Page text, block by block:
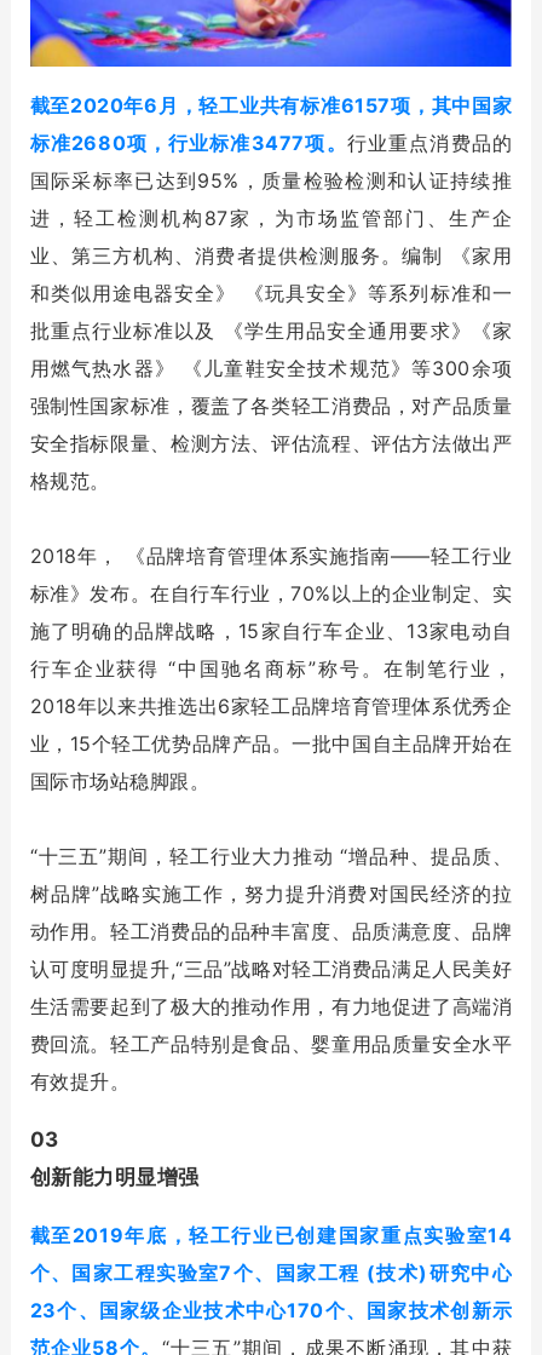
截至2020年6月，轻工业共有标准6157项，其中国家
标准2680项，行业标准3477项。 行业重点消费品的
国际采标率已达到95%，质量检验检测和认证持续推
进，轻工检测机构87家，为市场监管部门、生产企
业、第三方机构、消费者提供检测服务。编制 《家用
和类似用途电器安全》 《玩具安全》等系列标准和一
批重点行业标准以及 《学生用品安全通用要求》《家
用燃气热水器》 《儿童鞋安全技术规范》等300余项
强制性国家标准，覆盖了各类轻工消费品，对产品质量
安全指标限量、检测方法、评估流程、评估方法做出严
格规范。
2018年， 《品牌培育管理体系实施指南——轻工行业
标准》发布。在自行车行业，70%以上的企业制定、实
施了明确的品牌战略，15家自行车企业、13家电动自
行车企业获得 “中国驰名商标”称号。在制笔行业，
2018年以来共推选出6家轻工品牌培育管理体系优秀企
业，15个轻工优势品牌产品。一批中国自主品牌开始在
国际市场站稳脚跟。
“十三五”期间，轻工行业大力推动 “增品种、提品质、
树品牌”战略实施工作，努力提升消费对国民经济的拉
动作用。轻工消费品的品种丰富度、品质满意度、品牌
认可度明显提升,“三品”战略对轻工消费品满足人民美好
生活需要起到了极大的推动作用，有力地促进了高端消
费回流。轻工产品特别是食品、婴童用品质量安全水平
有效提升。
03
创新能力明显增强
截至2019年底，轻工行业已创建国家重点实验室14
个、国家工程实验室7个、国家工程 (技术)研究中心
23个、国家级企业技术中心170个、国家技术创新示
范企业58个。 “十三五”期间，成果不断涌现，其中获